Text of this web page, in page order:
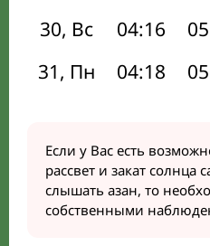
30, Вс
04:16
31, Пн
04:18
Если у Вас есть
рассвет и закат солнца
слышать азан, то
собственными